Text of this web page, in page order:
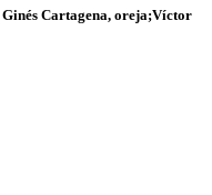
Ginés Cartagena, oreja;Víctor